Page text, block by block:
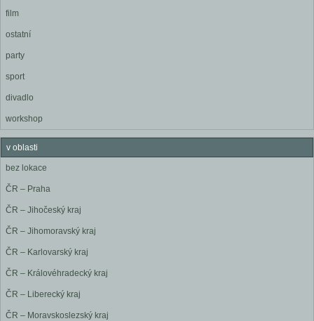
film
ostatní
party
sport
divadlo
workshop
v oblasti
bez lokace
ČR – Praha
ČR – Jihočeský kraj
ČR – Jihomoravský kraj
ČR – Karlovarský kraj
ČR – Královéhradecký kraj
ČR – Liberecký kraj
ČR – Moravskoslezský kraj